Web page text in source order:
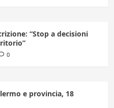
“Stop a decisioni
0
e provincia, 18